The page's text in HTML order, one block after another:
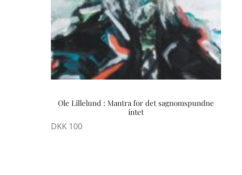
Ole Lillelund : Mantra for det sagnomspundne
intet
DKK 100